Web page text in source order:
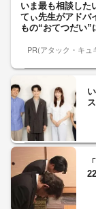
いま最も相談した
てぃ先生がアドバ
もの“おてつだい”
PR(アタック・キュ